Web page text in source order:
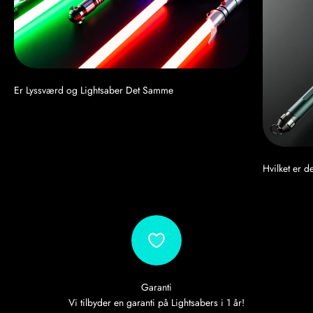
Er Lyssværd og Lightsaber Det Samme
Hvilket er
Garanti
Vi tilbyder en garanti på Lightsabers i 1 år!